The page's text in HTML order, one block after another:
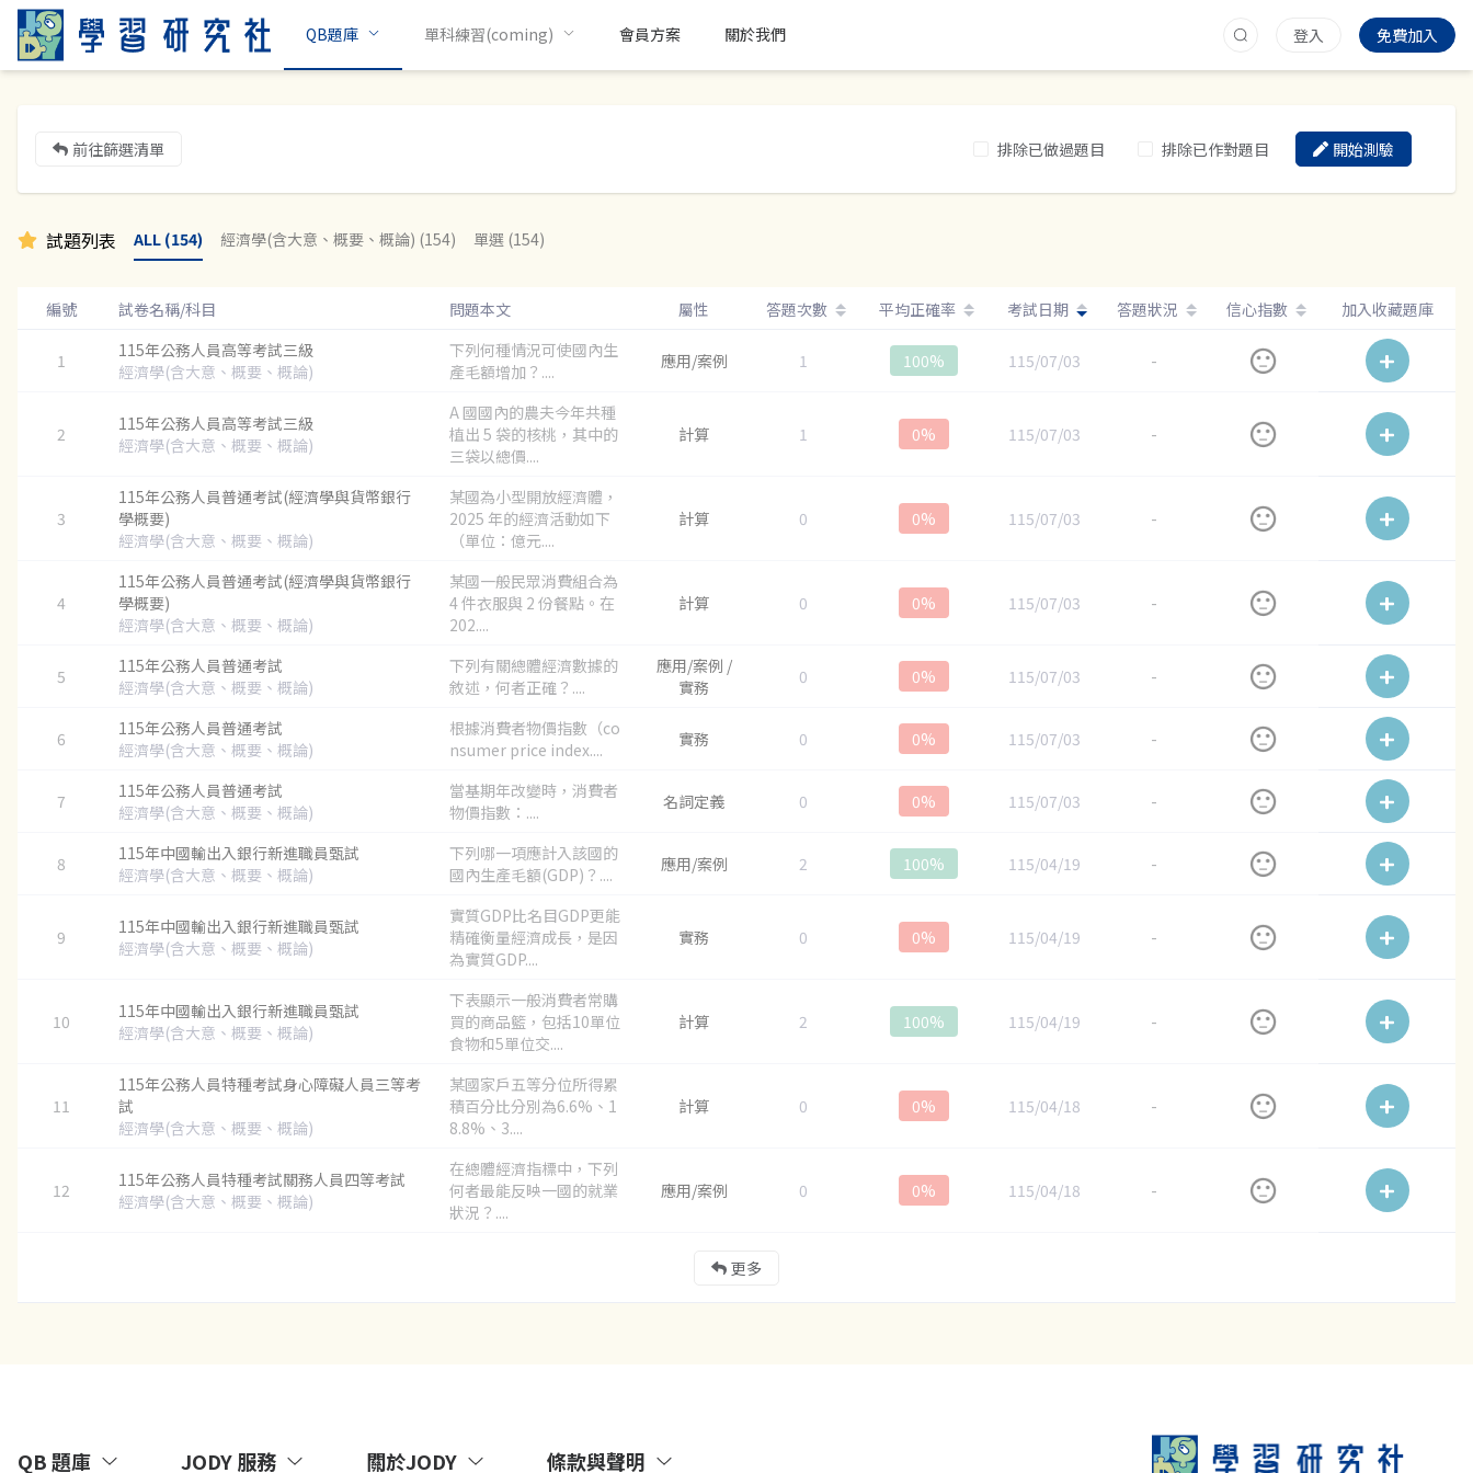
QB題庫 單科練習(coming) 會員方案 關於我們 登入 免費加入
前往篩選清單 排除已做過題目 排除已作對題目 開始測驗
試題列表 ALL (154) 經濟學(含大意、概要、概論) (154) 單選 (154)
編號 試卷名稱/科目 問題本文 屬性 答題次數 平均正確率 考試日期 答題狀況 信心指數 加入收藏題庫
1
115年公務人員高等考試三級
經濟學(含大意、概要、概論)
下列何種情況可使國內生
產毛額增加？....
應用/案例 1 100% 115/07/03 -
2
115年公務人員高等考試三級
經濟學(含大意、概要、概論)
A 國國內的農夫今年共種
植出 5 袋的核桃，其中的
三袋以總價....
計算 1 0% 115/07/03 -
3
115年公務人員普通考試(經濟學與貨幣銀行
學概要)
經濟學(含大意、概要、概論)
某國為小型開放經濟體，
2025 年的經濟活動如下
（單位：億元....
計算 0 0% 115/07/03 -
4
115年公務人員普通考試(經濟學與貨幣銀行
學概要)
經濟學(含大意、概要、概論)
某國一般民眾消費組合為
4 件衣服與 2 份餐點。在
202....
計算 0 0% 115/07/03 -
5
115年公務人員普通考試
經濟學(含大意、概要、概論)
下列有關總體經濟數據的
敘述，何者正確？....
應用/案例 /
實務
0 0% 115/07/03 -
6
115年公務人員普通考試
經濟學(含大意、概要、概論)
根據消費者物價指數（co
nsumer price index....
實務 0 0% 115/07/03 -
7
115年公務人員普通考試
經濟學(含大意、概要、概論)
當基期年改變時，消費者
物價指數：....
名詞定義 0 0% 115/07/03 -
8
115年中國輸出入銀行新進職員甄試
經濟學(含大意、概要、概論)
下列哪一項應計入該國的
國內生產毛額(GDP)？....
應用/案例 2 100% 115/04/19 -
9
115年中國輸出入銀行新進職員甄試
經濟學(含大意、概要、概論)
實質GDP比名目GDP更能
精確衡量經濟成長，是因
為實質GDP....
實務 0 0% 115/04/19 -
10
115年中國輸出入銀行新進職員甄試
經濟學(含大意、概要、概論)
下表顯示一般消費者常購
買的商品籃，包括10單位
食物和5單位交....
計算 2 100% 115/04/19 -
11
115年公務人員特種考試身心障礙人員三等考
試
經濟學(含大意、概要、概論)
某國家戶五等分位所得累
積百分比分別為6.6%、1
8.8%、3....
計算 0 0% 115/04/18 -
12
115年公務人員特種考試關務人員四等考試
經濟學(含大意、概要、概論)
在總體經濟指標中，下列
何者最能反映一國的就業
狀況？....
應用/案例 0 0% 115/04/18 -
更多
QB 題庫 JODY 服務 關於JODY 條款與聲明